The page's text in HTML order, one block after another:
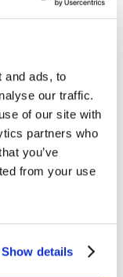
and ads, to
our traffic.
of our site with
partners who
you’ve
from your use
Show details
lavoro
di acconsentire